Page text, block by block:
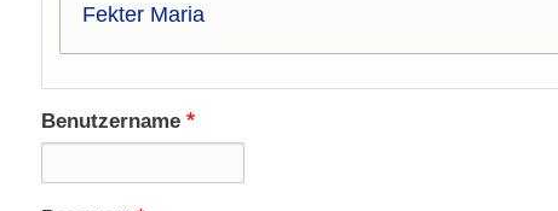
Fekter Maria
Benutzername